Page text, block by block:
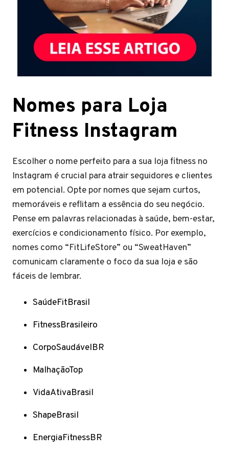
Nomes para Loja
Fitness Instagram
Escolher o nome perfeito para a sua loja fitness no
Instagram é crucial para atrair seguidores e clientes
em potencial. Opte por nomes que sejam curtos,
memoráveis e reflitam a essência do seu negócio.
Pense em palavras relacionadas à saúde, bem-estar,
exercícios e condicionamento físico. Por exemplo,
nomes como “FitLifeStore” ou “SweatHaven”
comunicam claramente o foco da sua loja e são
fáceis de lembrar.
SaúdeFitBrasil
FitnessBrasileiro
CorpoSaudávelBR
MalhaçãoTop
VidaAtivaBrasil
ShapeBrasil
EnergiaFitnessBR